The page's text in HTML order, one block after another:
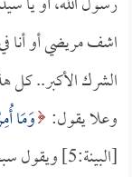
اشف مريضي أو أنا
الشرك الأكبر.. كل
وعلا يقول: وَمَا
[البينة:5] ويقول سبحانه: